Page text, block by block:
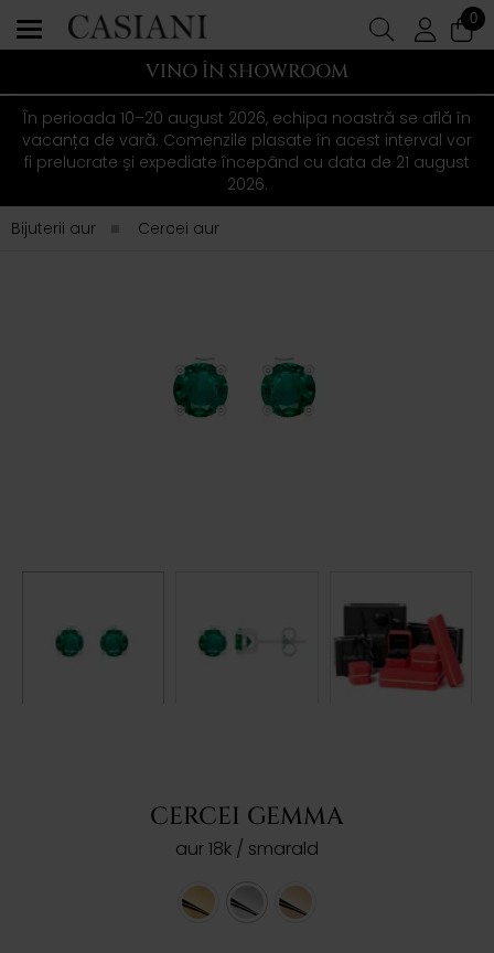
0
VINO ÎN SHOWROOM
În perioada 10–20 august 2026, echipa noastră se află în
vacanța de vară. Comenzile plasate în acest interval vor
fi prelucrate și expediate începând cu data de 21 august
2026.
Bijuterii aur
Cercei aur
CERCEI GEMMA
aur 18k / smarald